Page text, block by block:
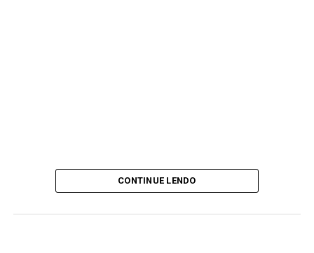
CONTINUE LENDO